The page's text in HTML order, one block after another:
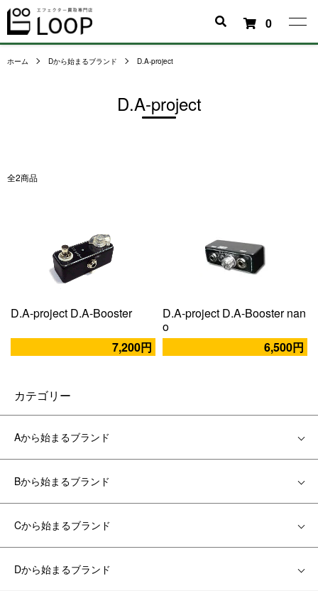
0
ホーム Dから始まるブランド D.A-project
D.A-project
全2商品
D.A-project D.A-Booster
7,200円
D.A-project D.A-Booster nan
o
6,500円
カテゴリー
Aから始まるブランド
Bから始まるブランド
Cから始まるブランド
Dから始まるブランド